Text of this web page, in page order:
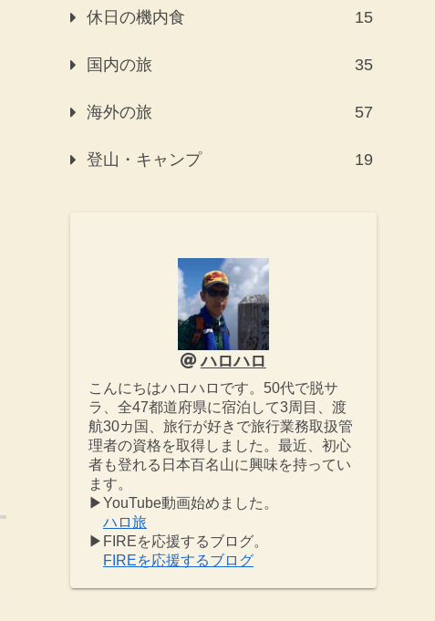
休日の機内食 15
国内の旅 35
海外の旅 57
登山・キャンプ 19
ハロハロ
こんにちはハロハロです。50代で脱サ
ラ、全47都道府県に宿泊して3周目、渡
航30カ国、旅行が好きで旅行業務取扱管
理者の資格を取得しました。最近、初心
者も登れる日本百名山に興味を持ってい
ます。
▶YouTube動画始めました。
ハロ旅
▶︎FIREを応援するブログ。
FIREを応援するブログ